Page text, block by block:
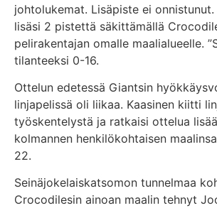
johtolukemat. Lisäpiste ei onnistunut.
lisäsi 2 pistettä säkittämällä
pelirakentajan omalle maalialueelle.
tilanteeksi 0-16.
Ottelun edetessä Giantsin
linjapelissä oli liikaa. Kaasinen kiitti
työskentelystä ja ratkaisi ottelua
kolmannen henkilökohtaisen
22.
Seinäjokelaiskatsomon tunnelmaa
Crocodilesin ainoan maalin tehnyt